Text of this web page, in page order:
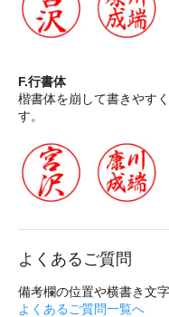
F.行書体
楷書体を崩して書きやす
す。
よくあるご質問
備考欄の位置や横書き文
よくあるご質問一覧へ